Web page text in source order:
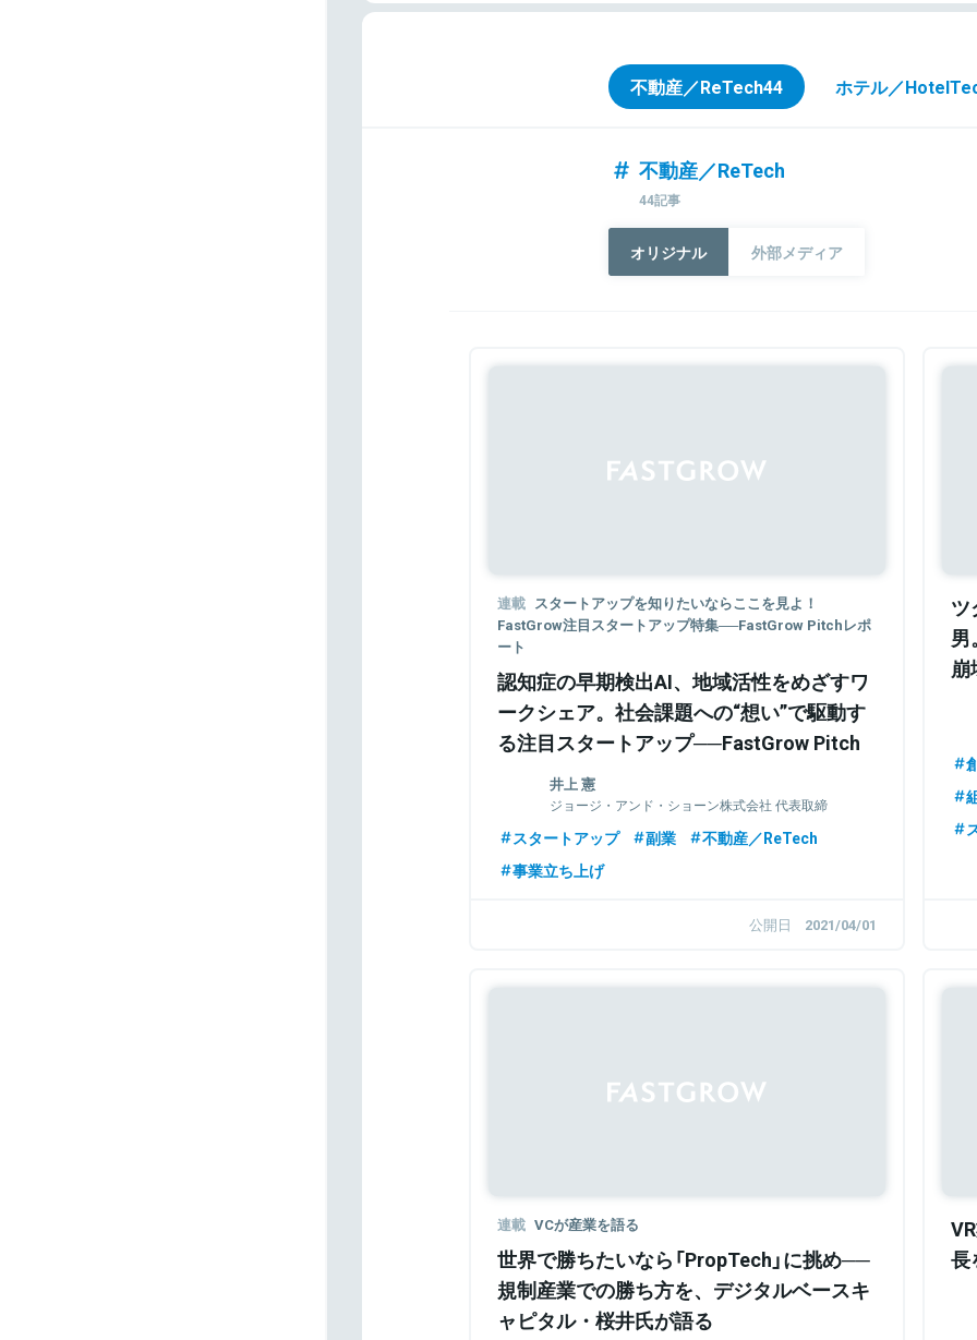
不動産／ReTech44 ホテル／
不動産／ReTech
44記事
オリジナル 外部メディア
連載 スタートアップを知りたいならここを見よ！
FastGrow注目スタートアップ特集──FastGrow Pitchレポ
ート
認知症の早期検出AI、地域活性をめざすワ
ークシェア。社会課題への“想い”で駆動す
る注目スタートアップ──FastGrow Pitch
レポート井上 憲
ジョージ・アンド・ショーン株式会社 代表取締
役/共同創業者
スタートアップ 副業
不動産／ReTech
事業立ち上げ
公開日 2021/04/01
ツ
男
崩
連載 VCが産業を語る
世界で勝ちたいなら「PropTech」に挑め──
規制産業での勝ち方を、デジタルベースキ
ャピタル・桜井氏が語る
長